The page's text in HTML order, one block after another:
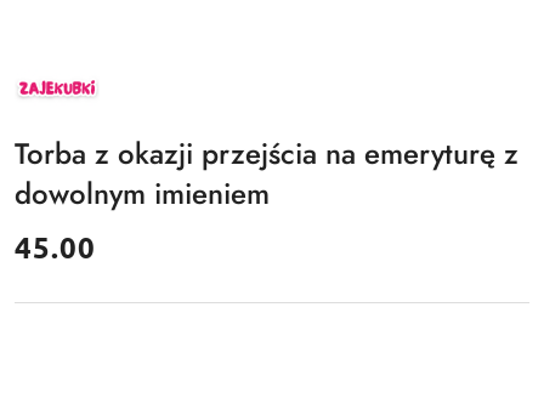
ZAJEKUBKI
Torba z okazji przejścia na emeryturę z
dowolnym imieniem
cena:
45.00